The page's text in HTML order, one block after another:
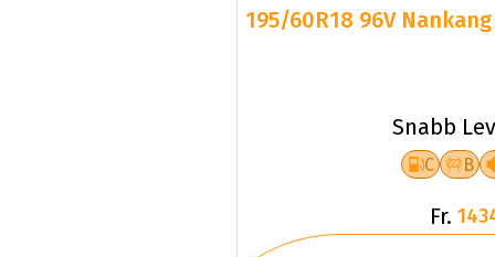
195/60R18 96V
Snabb
C B
Fr.